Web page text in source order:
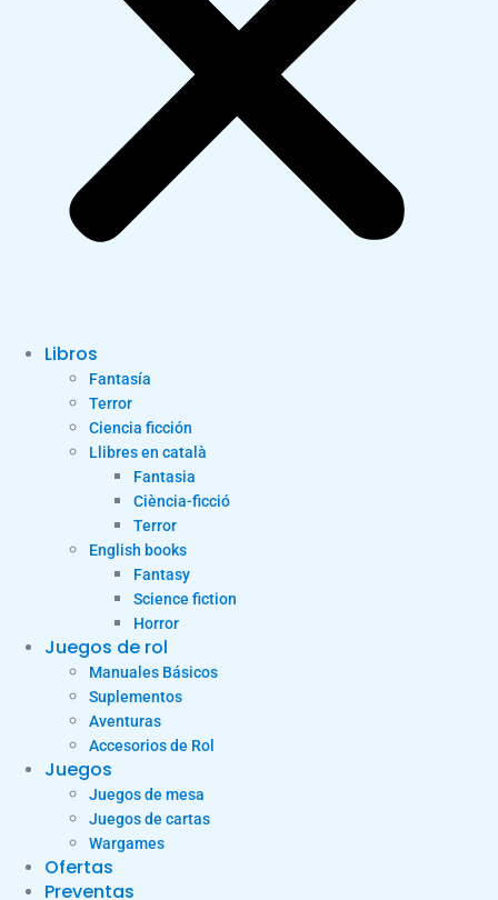
Libros
Fantasía
Terror
Ciencia ficción
Llibres en català
Fantasia
Ciència-ficció
Terror
English books
Fantasy
Science fiction
Horror
Juegos de rol
Manuales Básicos
Suplementos
Aventuras
Accesorios de Rol
Juegos
Juegos de mesa
Juegos de cartas
Wargames
Ofertas
Preventas